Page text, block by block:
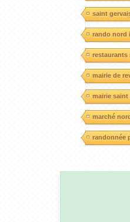
saint
rando nord
restaurants
mairie de
mairie saint
marché
randonnée